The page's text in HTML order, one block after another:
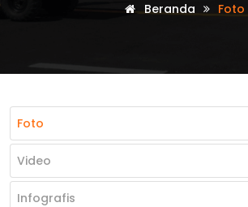
Beranda Foto
Foto
Video
Infografis